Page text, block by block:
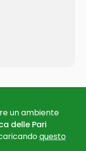
un ambiente
delle Pari
questo